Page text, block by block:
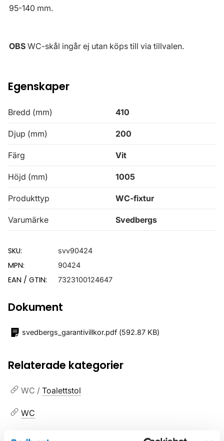
95-140 mm.
OBS WC-skål ingår ej utan köps till via tillvalen.
Egenskaper
Bredd (mm) 410
Djup (mm) 200
Färg Vit
Höjd (mm) 1005
Produkttyp WC-fixtur
Varumärke Svedbergs
SKU: svv90424
MPN: 90424
EAN / GTIN: 7323100124647
Dokument
svedbergs_garantivillkor.pdf (592.87 KB)
Relaterade kategorier
WC / Toalettstol
WC